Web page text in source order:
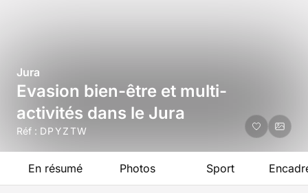
Jura
Evasion bien-être et multi-
activités dans le Jura
Réf : DPYZTW
En résumé Photos Sport